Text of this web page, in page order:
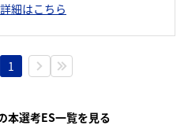
細はこちら
1
本選考ES一覧を見る